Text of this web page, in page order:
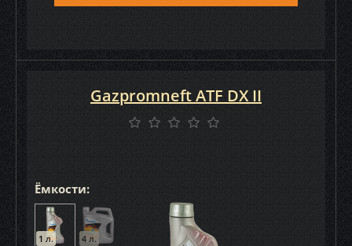
Ёмкости:
1 л. 4 л.
Gazpromneft ATF DX II